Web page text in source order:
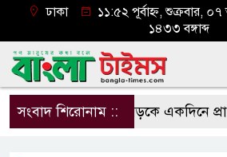
ঢাকা
১১:৫২ পূর্বাহ্ন, শুক্রবার,
১৪৩৩ বঙ্গাব্দ
সংবাদ শিরোনাম ::সড়কে একদিনে প্রাণ